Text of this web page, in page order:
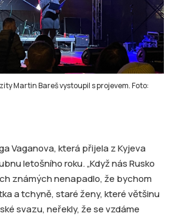
Martin Bareš vystoupil s projevem. Foto:
Vaganova, která přijela z Kyjeva
letošního roku. „Když nás Rusko
známých nenapadlo, že bychom
a tchyně, staré ženy, které většinu
svazu, neřekly, že se vzdáme